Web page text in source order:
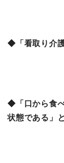
◆「看取り介
◆「口から食
状態である」